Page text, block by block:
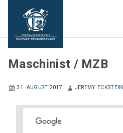
EINSATZABTEILUNG
Maschinist / MZB
31. AUGUST 2017 JEREMY ECKSTEIN